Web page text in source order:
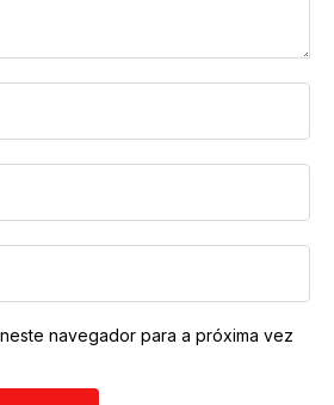
navegador para a próxima vez